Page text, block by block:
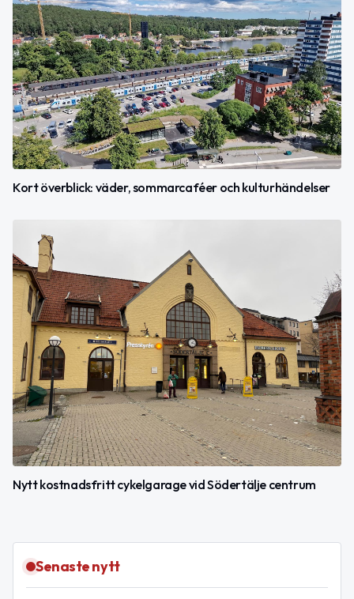
Kort överblick: väder, sommarcaféer och kulturhändelser
Nytt kostnadsfritt cykelgarage vid Södertälje centrum
Senaste nytt